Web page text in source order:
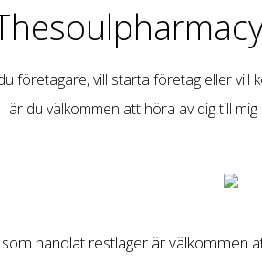
företagare, vill starta företag eller vill
är du välkommen att höra av dig till mig
som handlat restlager är välkommen